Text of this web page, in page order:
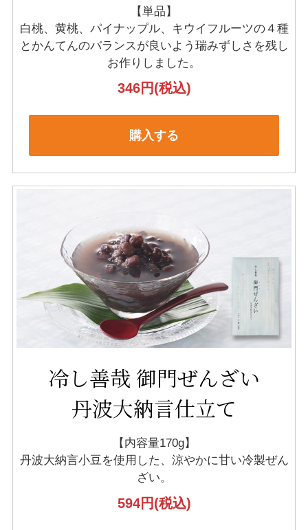
【単品】
白桃、黄桃、パイナップル、キウイフルーツの４種
と かんてんのバランスが良いよう瑞みずしさを残し
お作りしました。
346円(税込)
購入する
冷し善哉 御門ぜんざい
丹波大納言仕立て
【内容量170g】
丹波大納言小豆を使用した、 涼やかに甘い冷製ぜん
ざい。
594円(税込)